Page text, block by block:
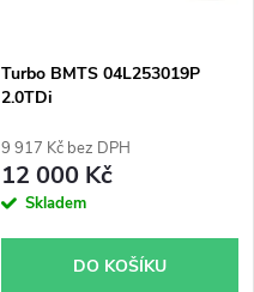
Turbo BMTS 04L253019P
2.0TDi
9 917 Kč bez DPH
12 000 Kč
Skladem
DO KOŠÍKU